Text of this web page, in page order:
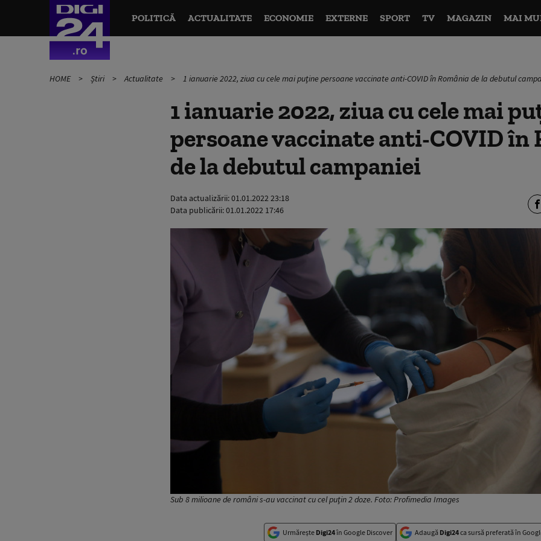
POLITICĂ ACTUALITATE ECONOMIE EXTERNE SPORT TV MAGAZIN MAI
HOME Știri Actualitate 1 ianuarie 2022, ziua cu cele mai puţine persoane vaccinate anti-COVID în România de la debutul
1 ianuarie 2022, ziua cu cele mai
persoane vaccinate anti-COVID în
de la debutul campaniei
Data actualizării:01.01.2022 23:18
Data publicării:01.01.2022 17:46
Sub 8 milioane de români s-au vaccinat cu cel puţin 2 doze. Foto: Profimedia Images
Urmărește Digi24în Google Discover Adaugă Digi24ca sursă preferată în